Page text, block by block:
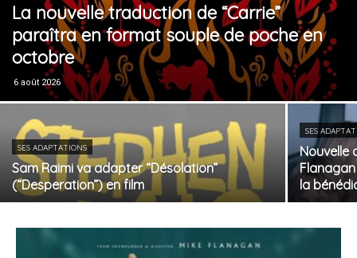
La nouvelle traduction de “Carrie”
paraîtra en format souple de poche en
octobre
6 août 2026
SES ADAPTATIONS
Sam Raimi va adapter “Désolation”
(“Desperation”) en film
SES
Nouvelle
la